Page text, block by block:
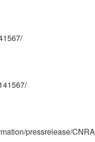
pressrelease/